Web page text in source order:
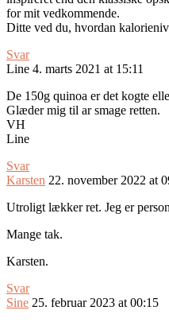
for mit vedkommende.
Ditte ved du, hvordan
Svar
Line 4. marts 2021 at 15:11
De 150g quinoa er det kogte
Glæder mig til ar smage retten.
VH
Line
Svar
Karsten 22. november 2022 at
Utroligt lækker ret. Jeg er
Mange tak.
Karsten.
Svar
Sine 25. februar 2023 at 00:15